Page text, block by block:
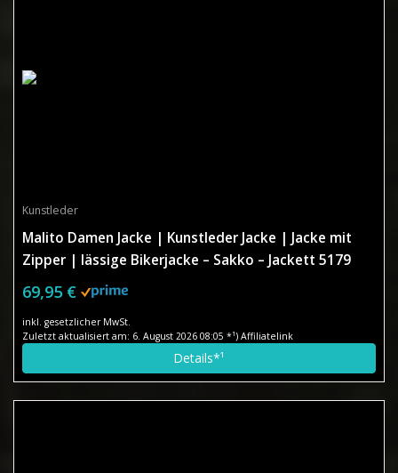
Kunstleder
Malito Damen Jacke | Kunstleder Jacke | Jacke mit
Zipper | lässige Bikerjacke – Sakko – Jackett 5179
(schwarz)
69,95 €
inkl. gesetzlicher MwSt.
Zuletzt aktualisiert am: 6. August 2026 08:05 *¹) Affiliatelink
Details*¹